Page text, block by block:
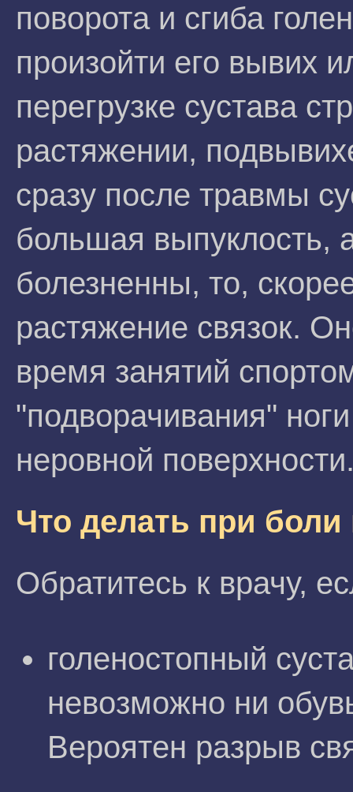
поворота и сгиба
произойти его вывих
перегрузке сустава
растяжении,
сразу после травмы
большая выпуклость,
болезненны, то,
растяжение связок.
время занятий
"подворачивания"
неровной
Что делать при боли
Обратитесь к врачу,
голеностопный
невозможно ни
Вероятен разрыв